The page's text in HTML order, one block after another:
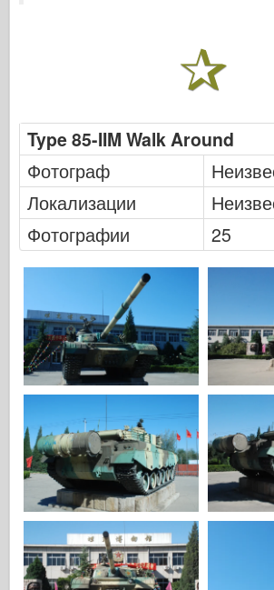
Силы доблести
ФриулМодель
Хасэгава
Хеллер
ХоббиБос
Модели IBG
Италери
Легенда
Менг Модель
Тамия
Tristar
Трубач
Type 85-IIM Walk Around
Фотограф
Локализации
Фотографии
25